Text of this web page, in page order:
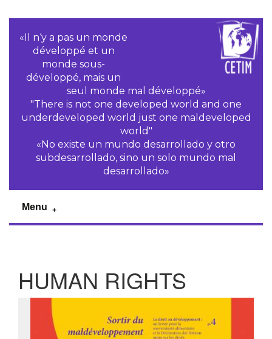
«Il n‘y a pas un monde
développé et un
monde sous-
développé, mais un
seul monde mal développé»
"There is not one developed world and one
underdeveloped world just one maldeveloped
world"
«No existe un mundo desarrollado y otro
subdesarrollado, sino un solo mundo mal
desarrollado»
Menu
HUMAN RIGHTS